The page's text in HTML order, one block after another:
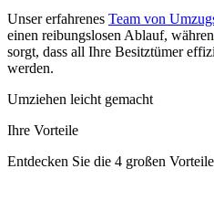
Unser erfahrenes Team von
einen reibungslosen Ablauf,
sorgt, dass all Ihre Besitztümer
werden.
Umziehen leicht gemacht
Ihre Vorteile
Entdecken Sie die 4 großen